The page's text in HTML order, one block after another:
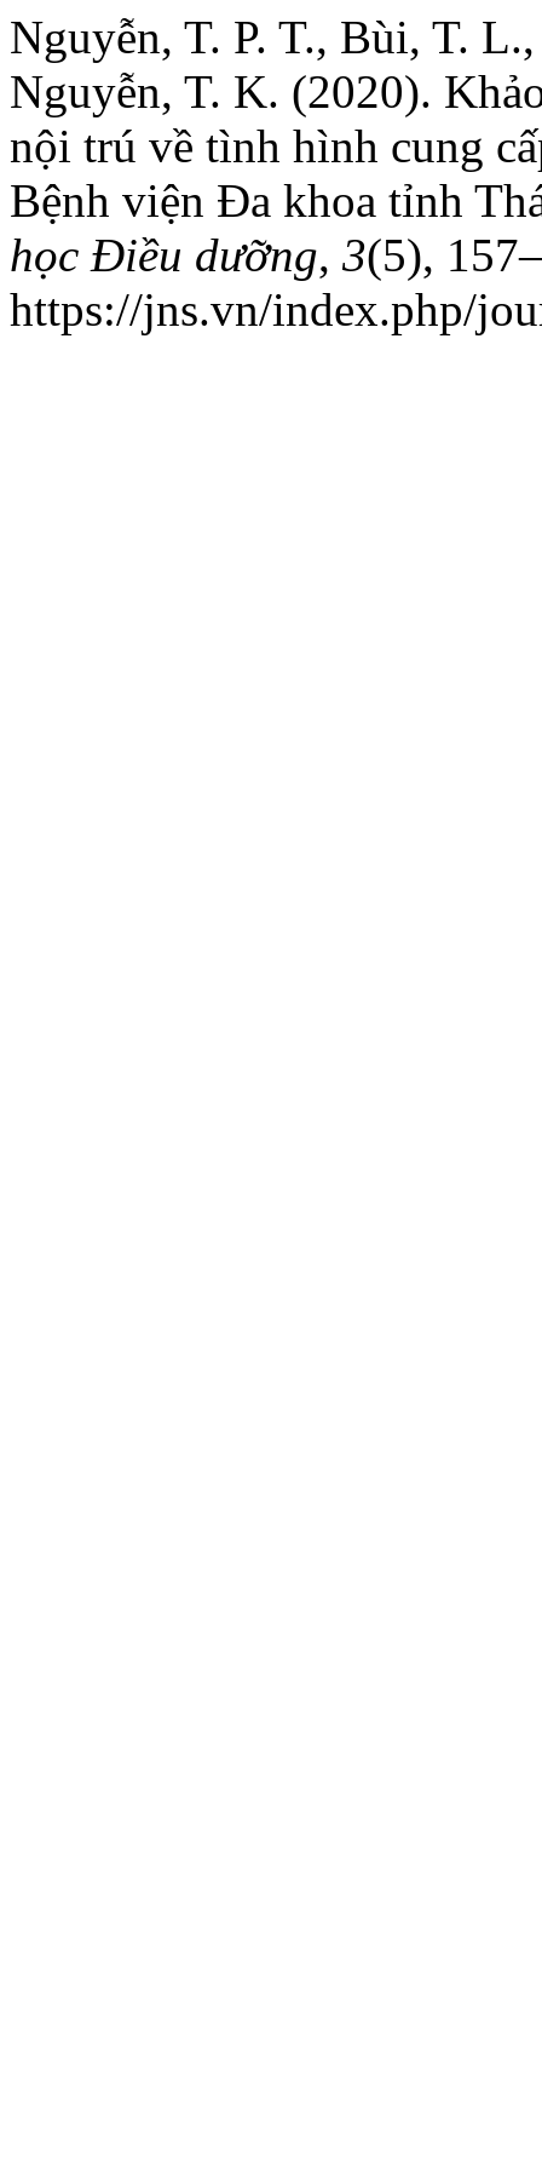
Nguyễn, T. P. T., Bùi, T.
Nguyễn, T. K. (2020).
nội trú về tình hình cung
Bệnh viện Đa khoa tỉnh
học Điều dưỡng, 3(5),
https://jns.vn/index.php/